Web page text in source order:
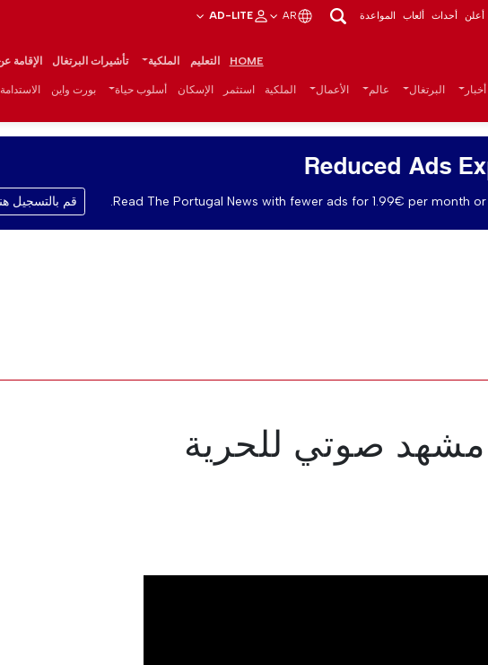
أعلن أحداث ألعاب المواعدة AR
AD-LITE
HOME التعليم الملكية تأشيرات البرتغال الإقامة
أخبار البرتغال عالم الأعمال الملكية استثمر الإسكان أسلوب حياة بورت واين الاستدامة
Reduced Ads
Read The Portugal News with fewer ads for 1.99€ per month or قم بالتسجيل
مشهد صوتي للحرية